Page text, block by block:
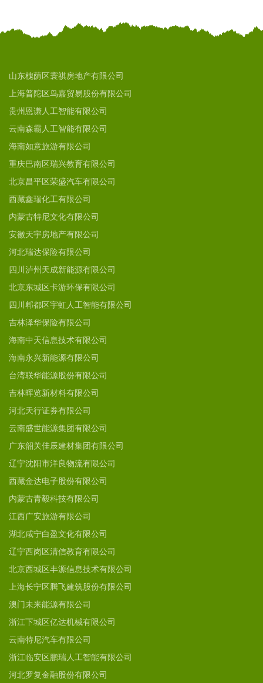
山东槐荫区寰祺房地产有限公司
上海普陀区鸟嘉贸易股份有限公司
贵州恩谦人工智能有限公司
云南森霸人工智能有限公司
海南如意旅游有限公司
重庆巴南区瑞兴教育有限公司
北京昌平区荣盛汽车有限公司
西藏鑫瑞化工有限公司
内蒙古特尼文化有限公司
安徽天宇房地产有限公司
河北瑞达保险有限公司
四川泸州天成新能源有限公司
北京东城区卡游环保有限公司
四川郫都区宇虹人工智能有限公司
吉林泽华保险有限公司
海南中天信息技术有限公司
海南永兴新能源有限公司
台湾联华能源股份有限公司
吉林晖览新材料有限公司
河北天行证券有限公司
云南盛世能源集团有限公司
广东韶关佳辰建材集团有限公司
辽宁沈阳市洋良物流有限公司
西藏金达电子股份有限公司
内蒙古青毅科技有限公司
江西广安旅游有限公司
湖北咸宁白盈文化有限公司
辽宁西岗区清信教育有限公司
北京西城区丰源信息技术有限公司
上海长宁区腾飞建筑股份有限公司
澳门未来能源有限公司
浙江下城区亿达机械有限公司
云南特尼汽车有限公司
浙江临安区鹏瑞人工智能有限公司
河北罗复金融股份有限公司